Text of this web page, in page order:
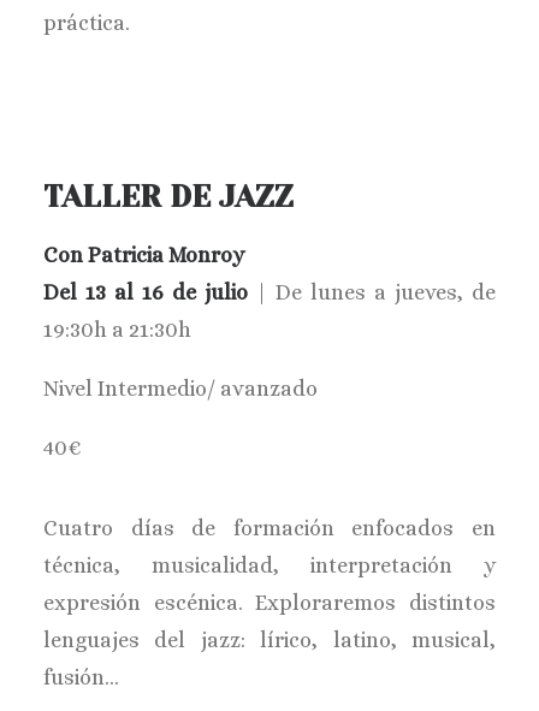
práctica.
TALLER DE JAZZ
Con Patricia Monroy
Del 13 al 16 de julio | De lunes a jueves, de
19:30h a 21:30h
Nivel Intermedio/ avanzado
40€
Cuatro días de formación enfocados en
técnica, musicalidad, interpretación y
expresión escénica. Exploraremos distintos
lenguajes del jazz: lírico, latino, musical,
fusión…